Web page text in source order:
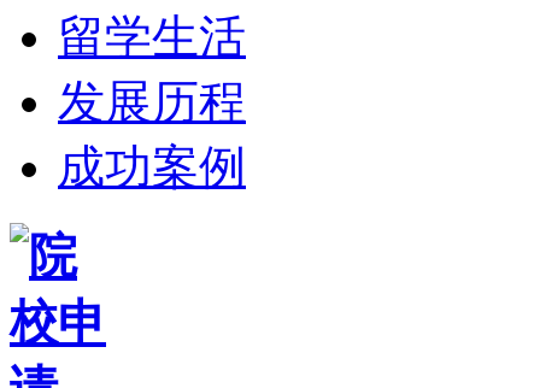
留学生活
发展历程
成功案例